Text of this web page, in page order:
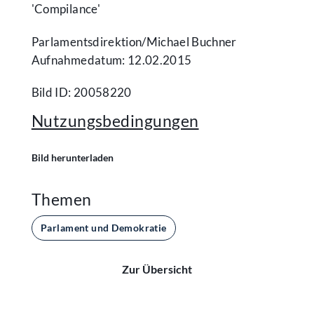
'Compilance'
Parlamentsdirektion/​Michael Buchner
Aufnahmedatum: 12.02.2015
Bild ID: 20058220
Nutzungsbedingungen
Bild herunterladen
Themen
Parlament und Demokratie
Zur Übersicht